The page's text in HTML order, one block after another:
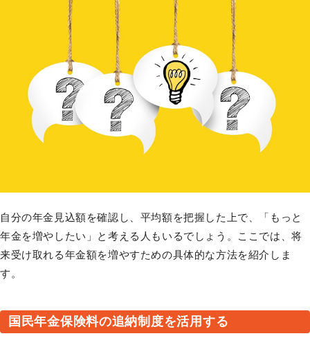
自分の年金見込額を確認し、平均額を把握した上で、「もっと
年金を増やしたい」と考える人もいるでしょう。ここでは、将
来受け取れる年金額を増やすための具体的な方法を紹介しま
す。
国民年金保険料の追納制度を活用する